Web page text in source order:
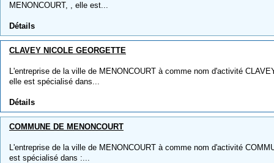
MENONCOURT, , elle est...
Détails
CLAVEY NICOLE GEORGETTE
L'entreprise de la ville de MENONCOURT à comme nom d'activité
elle est spécialisé dans...
Détails
COMMUNE DE MENONCOURT
L'entreprise de la ville de MENONCOURT à comme nom d'activité
est spécialisé dans :...